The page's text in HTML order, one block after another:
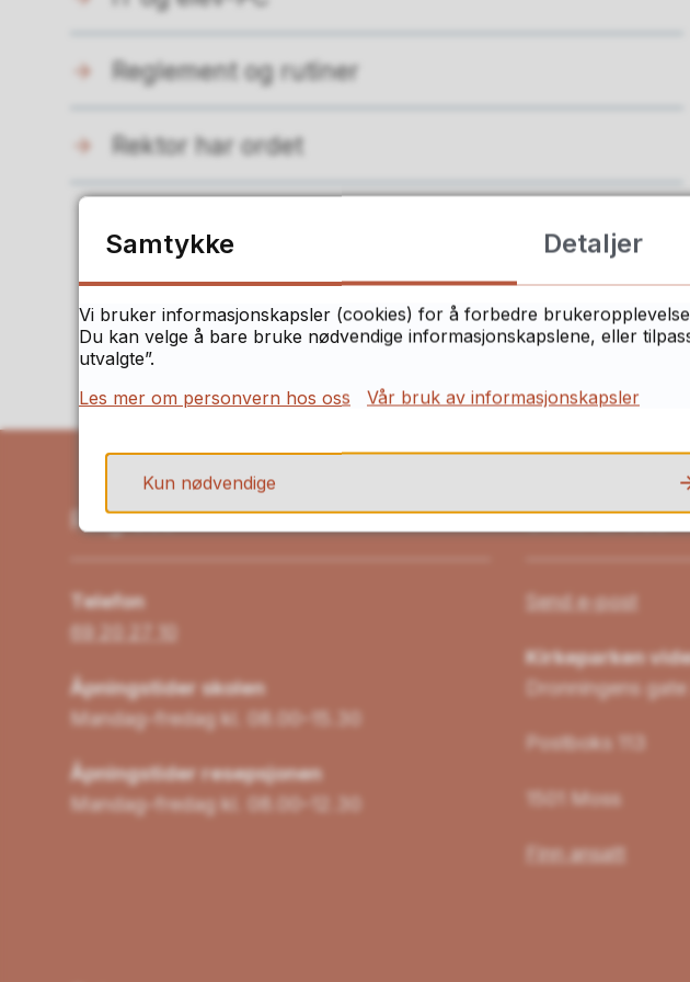
Reglement og rutiner
Rektor har ordet
Fant du det du
Ring oss
Telefon
69 20 27 10
Åpningstider skolen
Mandag–fredag kl. 08.00–15.30
Åpningstider resepsjonen
Mandag–fredag kl. 08.00–12.30
Skriv til oss
Send e-post
Kirkeparken
Dronningens gate
Postboks 113
1501 Moss
Finn ansatt
Samtykke Detaljer
Vi bruker informasjonskapsler (cookies) for å forbedre
Du kan velge å bare bruke nødvendige informasjonskapslene, eller
utvalgte”.
Les mer om personvern hos oss
Vår bruk av informasjonskapsler
Kun nødvendige